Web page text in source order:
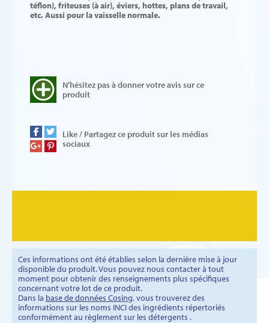
téflon), friteuses (à air), éviers, hottes, plans de travail,
etc. Aussi pour la vaisselle normale.
N’hésitez pas à donner votre avis sur ce
produit
Like / Partagez ce produit sur les médias
sociaux
Ces informations ont été établies selon la dernière mise à jour
disponible du produit. Vous pouvez nous contacter à tout
moment pour obtenir des renseignements plus spécifiques
concernant votre lot de ce produit.
Dans la base de données Cosing, vous trouverez des
informations sur les noms INCI des ingrédients répertoriés
conformément au règlement sur les détergents .